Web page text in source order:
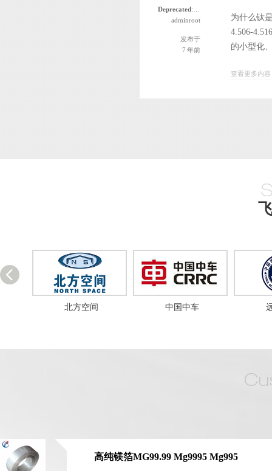
Deprecated : 函数 the_author_nickname 自版本 2.8.0 起已
adminroot
发布于
7 年前
为什么钛
4.506-
的小型化
查看更多内容
北方空间 中国中车
高纯镁箔MG99.99 Mg9995 Mg995